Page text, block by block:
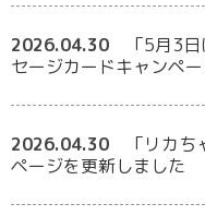
2026.04.30
「5月3
セージカードキャンペ
2026.04.30
「リカ
ページを更新しました